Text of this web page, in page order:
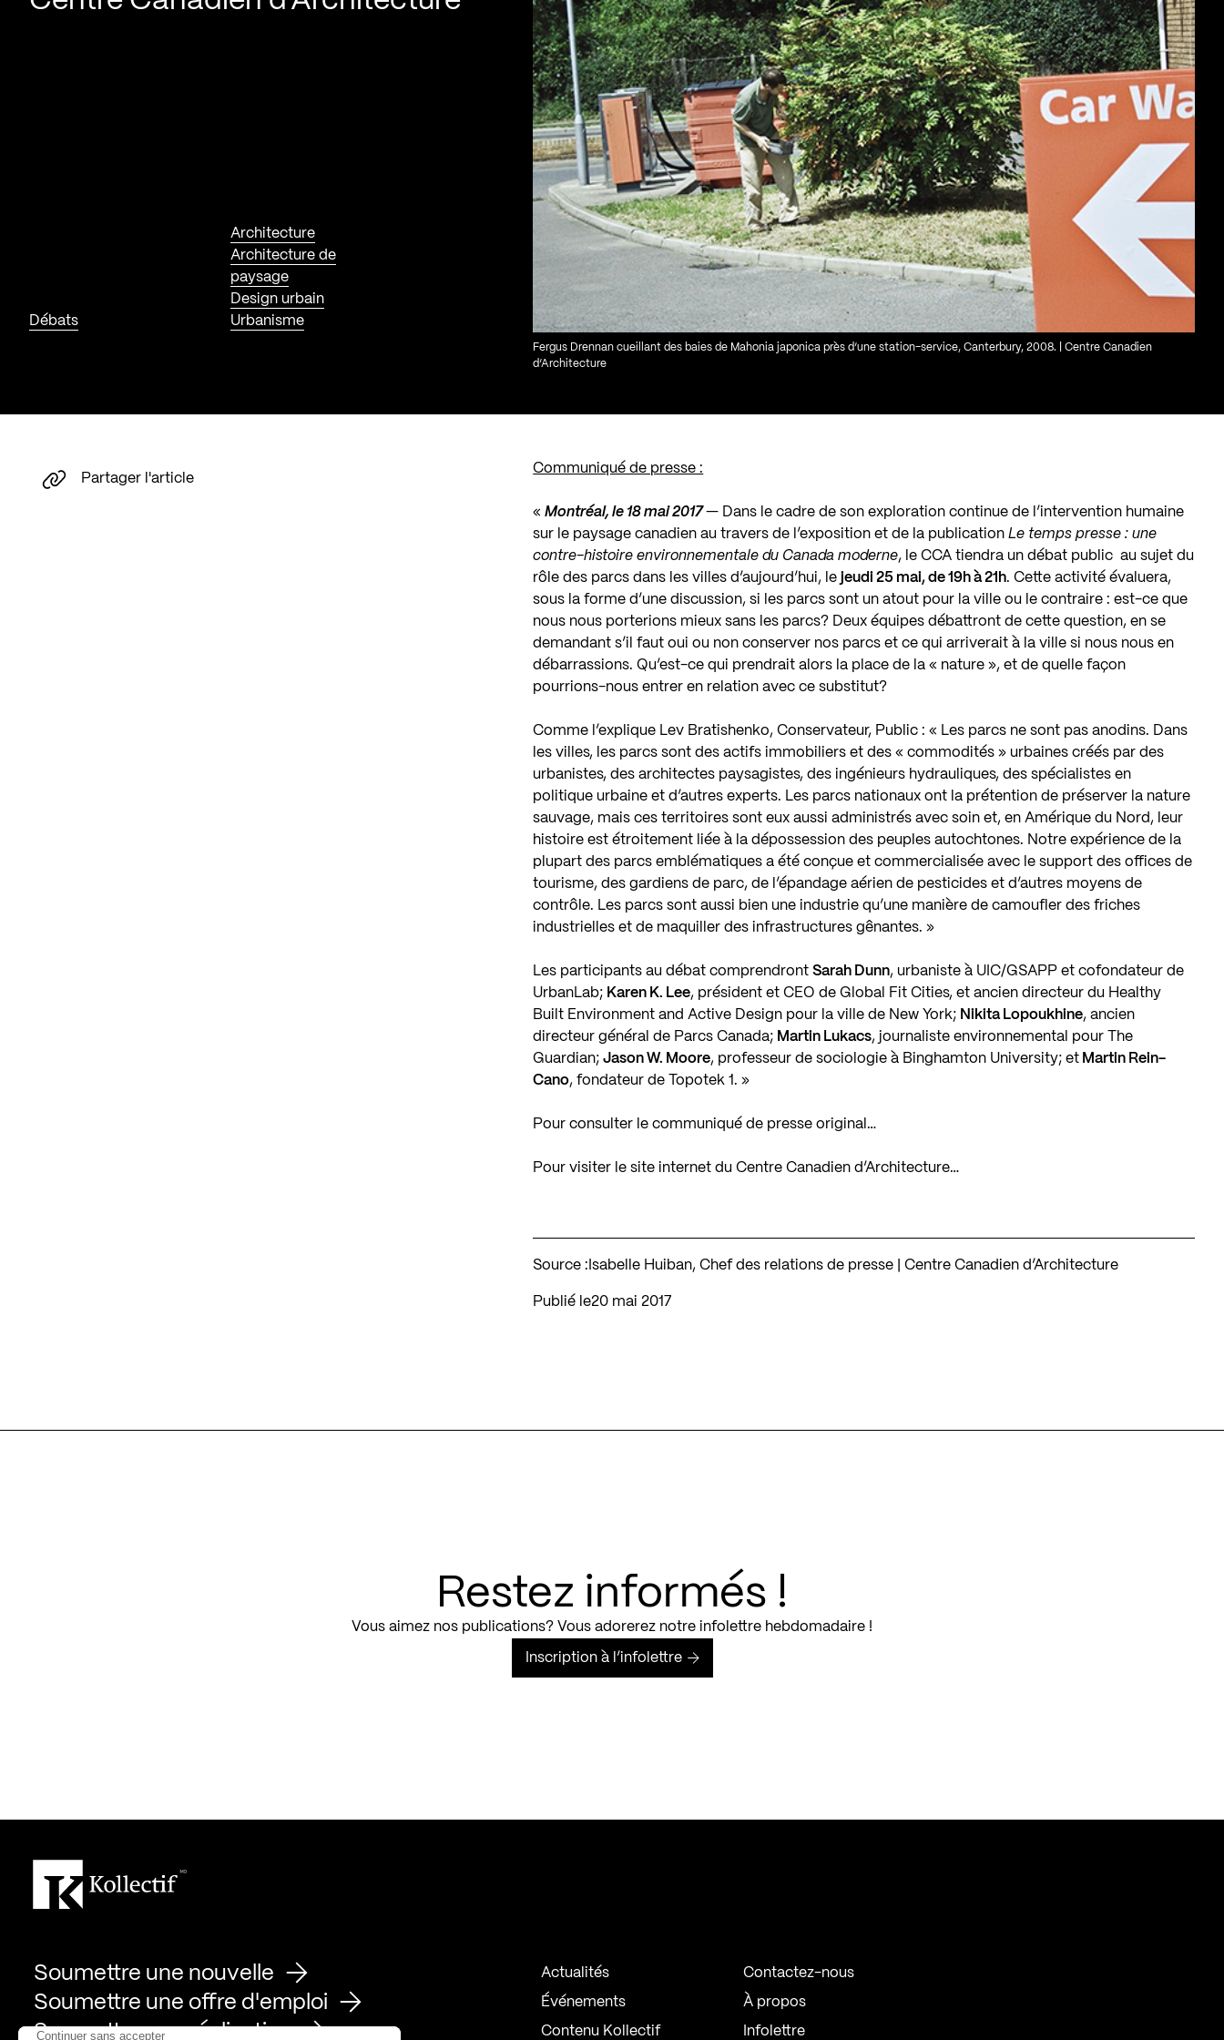
Débats
Architecture
Architecture de
paysage
Design urbain
Urbanisme
Fergus Drennan cueillant des baies de Mahonia japonica près d’une station-service, Canterbury, 2008. | Centre Canadien
d’Architecture
Communiqué de presse :
«Montréal, le 18 mai 2017— Dans le cadre de son exploration continue de l’intervention humaine
sur le paysage canadien au travers de l’exposition et de la publicationLe temps presse : une
contre-histoire environnementale du Canada moderne, le CCA tiendra un débat public au sujet du
rôle des parcs dans les villes d’aujourd’hui, lejeudi 25 mai, de 19h à 21h. Cette activité évaluera,
sous la forme d’une discussion, si les parcs sont un atout pour la ville ou le contraire : est-ce que
nous nous porterions mieux sans les parcs? Deux équipes débattront de cette question, en se
demandant s’il faut oui ou non conserver nos parcs et ce qui arriverait à la ville si nous nous en
débarrassions. Qu’est-ce qui prendrait alors la place de la « nature », et de quelle façon
pourrions-nous entrer en relation avec ce substitut?
Comme l’explique Lev Bratishenko, Conservateur, Public : « Les parcs ne sont pas anodins. Dans
les villes, les parcs sont des actifs immobiliers et des « commodités » urbaines créés par des
urbanistes, des architectes paysagistes, des ingénieurs hydrauliques, des spécialistes en
politique urbaine et d’autres experts. Les parcs nationaux ont la prétention de préserver la nature
sauvage, mais ces territoires sont eux aussi administrés avec soin et, en Amérique du Nord, leur
histoire est étroitement liée à la dépossession des peuples autochtones. Notre expérience de la
plupart des parcs emblématiques a été conçue et commercialisée avec le support des offices de
tourisme, des gardiens de parc, de l’épandage aérien de pesticides et d’autres moyens de
contrôle. Les parcs sont aussi bien une industrie qu’une manière de camoufler des friches
industrielles et de maquiller des infrastructures gênantes. »
Les participants au débat comprendrontSarah Dunn, urbaniste à UIC/GSAPP et cofondateur de
UrbanLab; Karen K. Lee, président et CEO de Global Fit Cities, et ancien directeur du Healthy
Built Environment and Active Design pour la ville de New York; Nikita Lopoukhine, ancien
directeur général de Parcs Canada; Martin Lukacs, journaliste environnemental pour The
Guardian;Jason W. Moore, professeur de sociologie à Binghamton University; et Martin Rein-
Cano, fondateur de Topotek 1. »
Pour consulter le communiqué de presse original…
Pour visiter le site internet du Centre Canadien d’Architecture…
Source : Isabelle Huiban, Chef des relations de presse | Centre Canadien d’Architecture
Publié le 20 mai 2017
Partager l'article
Restez informés !
Vous aimez nos publications? Vous adorerez notre infolettre hebdomadaire !
Inscription à l’infolettre
Soumettre une nouvelle
Soumettre une offre d'emploi
Soumettre une réalisation
Actualités
Événements
Contenu Kollectif
Contactez-nous
À propos
Infolettre